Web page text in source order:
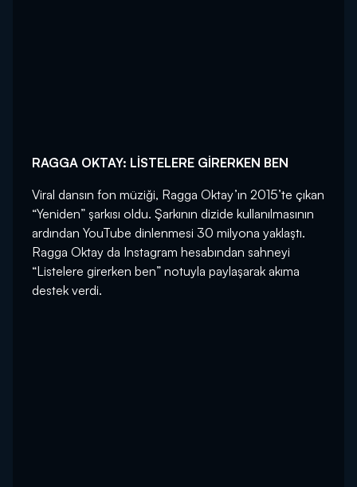
RAGGA OKTAY: LİSTELERE GİRERKEN BEN
Viral dansın fon müziği, Ragga Oktay’ın 2015’te çıkan
“Yeniden” şarkısı oldu. Şarkının dizide kullanılmasının
ardından YouTube dinlenmesi 30 milyona yaklaştı.
Ragga Oktay da Instagram hesabından sahneyi
“Listelere girerken ben” notuyla paylaşarak akıma
destek verdi.